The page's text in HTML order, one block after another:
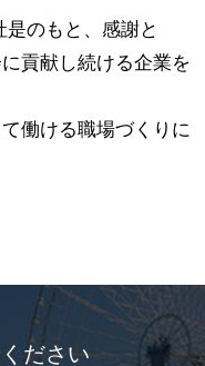
是のもと、感謝と
貢献し続ける企業を
働ける職場づくりに
ださい